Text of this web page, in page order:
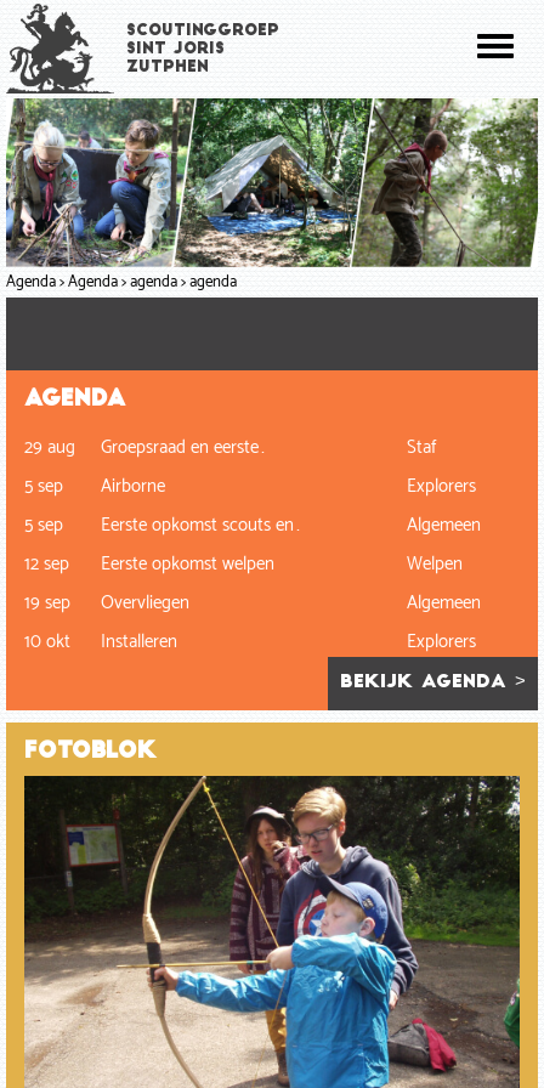
Overslaan
en
naar
de
inhoud
gaan
Toggle
Scoutinggroep
Sint Joris
Zutphen
Agenda Agenda agenda agenda
Agenda
29 aug Groepsraad en eerste…
Staf
5 sep
Airborne
Explorers
5 sep
Eerste opkomst scouts en…
Algemeen
12 sep
Eerste opkomst welpen
Welpen
19 sep
Overvliegen
Algemeen
10 okt
Installeren Explorers
bekijk agenda >
Fotoblok